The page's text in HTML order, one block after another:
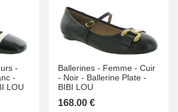
-
-
LOU
Ballerines - Femme - Cuir
- Noir - Ballerine Plate -
BIBI LOU
168.00 €